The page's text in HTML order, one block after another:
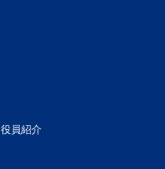
役員紹介